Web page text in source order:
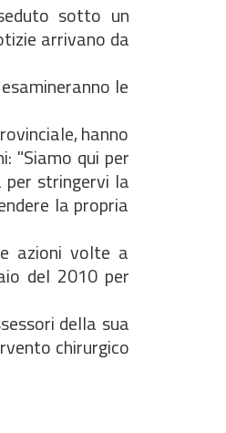
sotto un
arrivano da
le
hanno
"Siamo qui per
stringervi la
la propria
azioni volte a
del 2010 per
della sua
chirurgico